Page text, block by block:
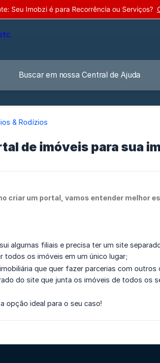
Seu Imobzi é para Recorrência ou Serviços?
& Rodízios
de imóveis para sua
criar um portal, vamos entender melhor
algumas filiais e precisa ter um site
todos os imóveis em um único lugar;
que quer fazer parcerias com
do site que junta os imóveis de todos os
opção ideal para o seu caso!